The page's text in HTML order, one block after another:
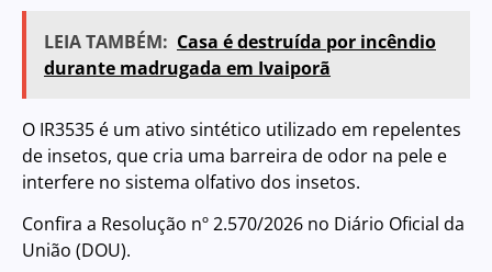
LEIA TAMBÉM: Casa é destruída por incêndio
durante madrugada em Ivaiporã
O IR3535 é um ativo sintético utilizado em repelentes
de insetos, que cria uma barreira de odor na pele e
interfere no sistema olfativo dos insetos.
Confira a Resolução nº 2.570/2026 no Diário Oficial da
União (DOU).